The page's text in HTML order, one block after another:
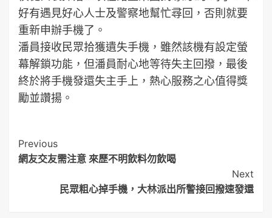
好有遇見好心人士及警察地幫忙尋回，否則就要
重新申辦手機了。
潘員接收民眾拾獲遺失手機，雖然該機有設定螢
幕解鎖功能，但潘員耐心地等待失主回撥，最後
終於將手機發還失主手上，熱心服務之心值得獎
勵並讚揚。
Post
Navigation
Previous
網友交友需注意 來歷不明飲料勿飲喝
Next
民眾粗心掉手機，大林派出所警接回撥速發還